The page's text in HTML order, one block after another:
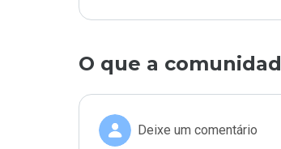
O que a
Deixe um comentário